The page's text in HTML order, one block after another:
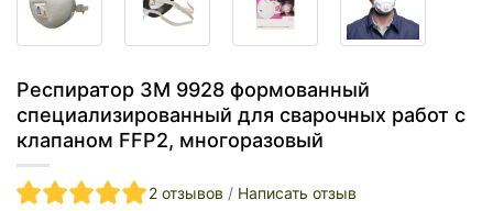
Респиратор 3M 9928 формованный
специализированный для сварочных работ с
клапаном FFP2, многоразовый
2 отзывов / Написать отзыв